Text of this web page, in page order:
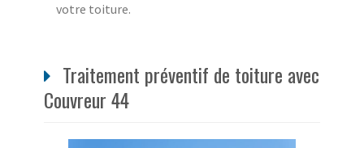
votre toiture.
Traitement préventif de toiture avec
Couvreur 44